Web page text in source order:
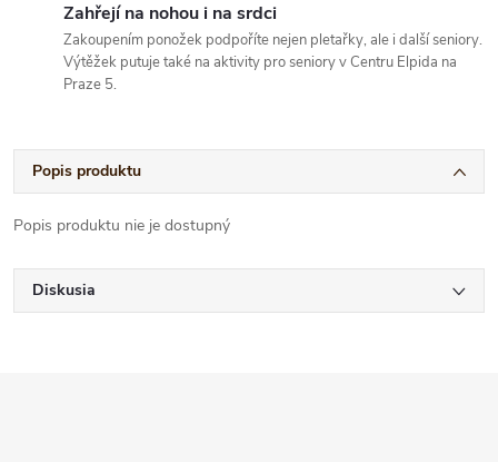
Zahřejí na nohou i na srdci
Zakoupením ponožek podpoříte nejen pletařky, ale i další seniory.
Výtěžek putuje také na aktivity pro seniory v Centru Elpida na
Praze 5.
Popis produktu
Popis produktu nie je dostupný
Diskusia